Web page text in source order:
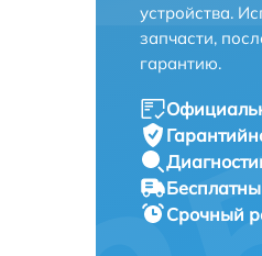
устройства.
запчасти,
гарантию.
Срочный